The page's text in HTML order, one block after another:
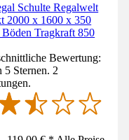
Schulte Regalwelt
2000 x 1600 x 350
Tragkraft 850
Bewertung:
5 Sternen. 2